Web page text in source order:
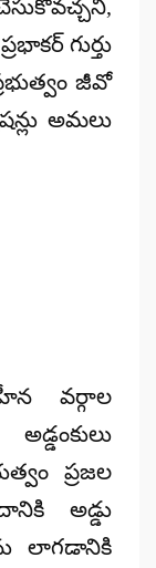
గుర్తు
జీవో
అమలు
వర్గాల
ప్రజల
అడ్డు
లాగడానికి